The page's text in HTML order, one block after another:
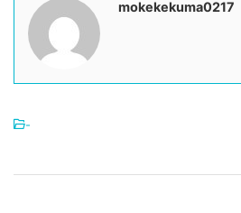
mokekekuma0217
-